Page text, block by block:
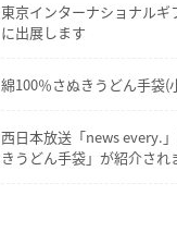
東京インターナショナルギ
に出展します
綿100％さぬきうどん手袋(
西日本放送「news every.
きうどん手袋」が紹介され